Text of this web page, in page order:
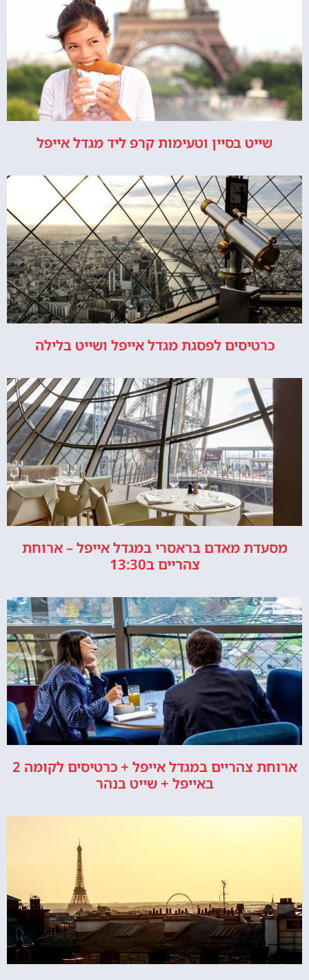
שייט בסיין וטעימות קרפ ליד מגדל אייפל
כרטיסים לפסגת מגדל אייפל ושייט בלילה
מסעדת מאדם בראסרי במגדל אייפל – ארוחת
צהריים ב13:30
ארוחת צהריים במגדל אייפל + כרטיסים לקומה 2
באייפל + שייט בנהר